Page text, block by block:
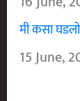
मी कसा घडलो
15 June,